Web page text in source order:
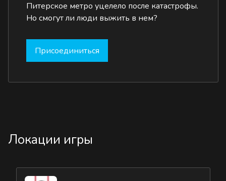
Питерское метро уцелело после катастрофы.
Но смогут ли люди выжить в нем?
Присоединиться
Локации игры